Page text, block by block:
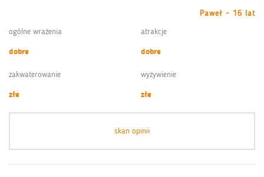
Paweł - 16 lat
ogólne wrażenia
dobre
atrakcje
dobre
zakwaterowanie
złe
wyżywienie
złe
skan opinii